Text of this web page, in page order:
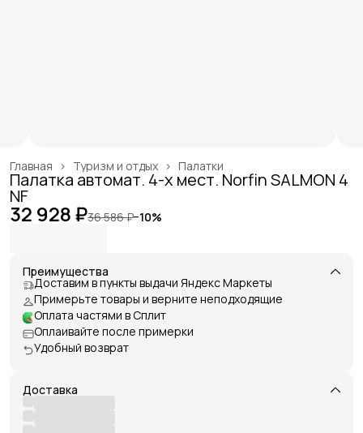
Палатки
Туризм и отдых ›
Главная ›
Палатка автомат. 4-х мест. Norfin SALMON 4
NF
32 928 ₽36 586 ₽−10%
Преимущества
Доставим в пункты выдачи Яндекс Маркеты
Примерьте товары и верните неподходящие
Оплата частями в Сплит
Оплаивайте после примерки
Удобный возврат
Доставка